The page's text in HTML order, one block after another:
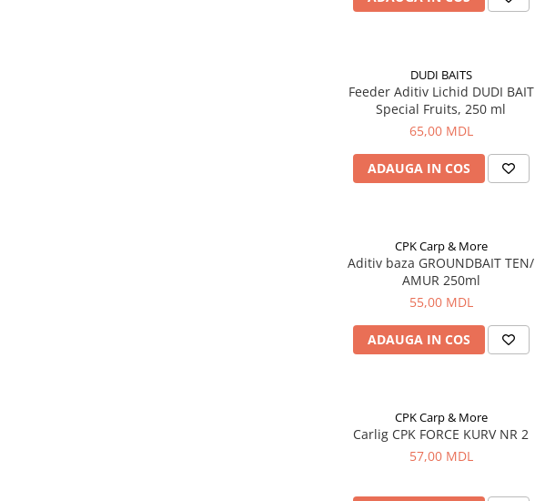
DUDI BAITS
Feeder Aditiv Lichid DUDI BAIT
Special Fruits, 250 ml
65,00 MDL
ADAUGA IN COS
CPK Carp & More
Aditiv baza GROUNDBAIT TEN/
AMUR 250ml
55,00 MDL
ADAUGA IN COS
CPK Carp & More
Carlig CPK FORCE KURV NR 2
57,00 MDL